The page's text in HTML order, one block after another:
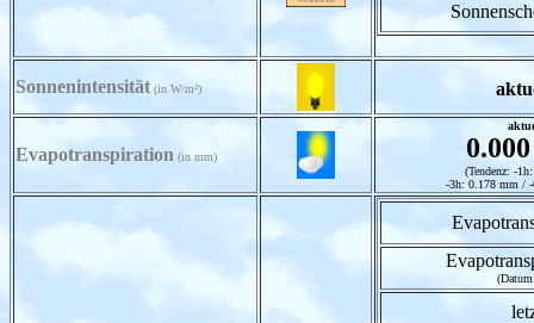
Sonnenintensität (in W/m²)
Evapotranspiration (in mm)
(Tendenz: -
-3h: 0.178 mm /